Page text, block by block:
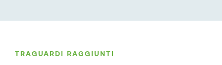
TRAGUARDI RAGGIUNTI